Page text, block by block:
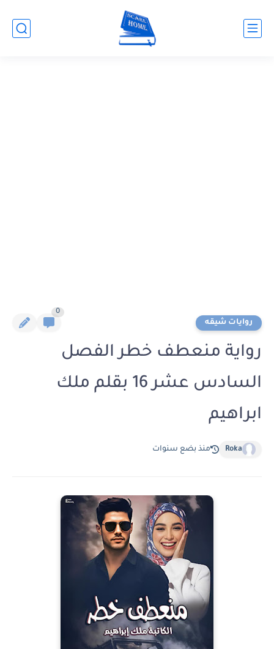
روايات شيقه
0
رواية منعطف خطر الفصل
السادس عشر 16 بقلم ملك
ابراهيم
Roka منذ بضع سنوات